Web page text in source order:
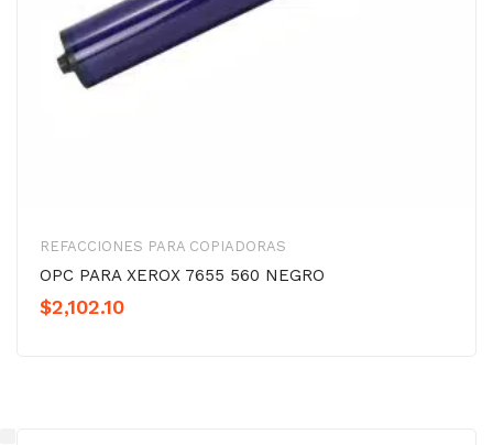
REFACCIONES PARA COPIADORAS
OPC PARA XEROX 7655 560 NEGRO
$2,102.10